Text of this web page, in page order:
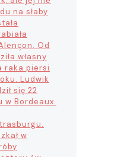
na słaby
Od
własny
raka piersi
Ludwik
się 22
w Bordeaux.
w